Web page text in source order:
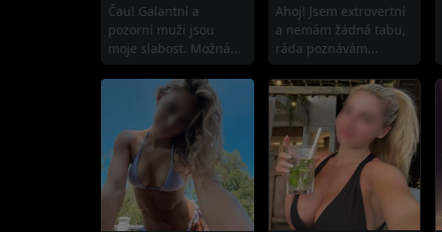
Čau! Galantní a
pozorní muži jsou
moje slabost. Možná...
Ahoj! Jsem extrovertní
a nemám žádná tabu,
ráda poznávám...